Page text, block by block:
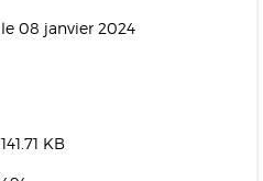
le 08 janvier 2024
141.71 KB